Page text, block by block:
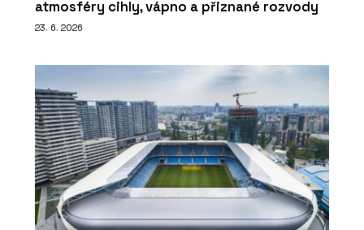
atmosféry cihly, vápno a přiznané rozvody
23. 6. 2026